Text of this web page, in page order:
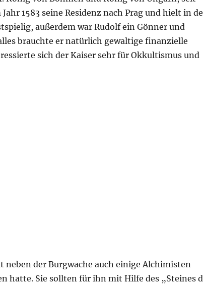
1583 seine Residenz nach Prag und hielt in
außerdem war Rudolf ein Gönner und
brauchte er natürlich gewaltige finanzielle
sich der Kaiser sehr für Okkultismus und
neben der Burgwache auch einige Alchimisten
hatte. Sie sollten für ihn mit Hilfe des „Steines